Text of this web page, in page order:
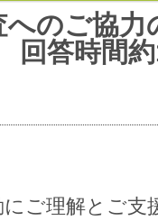
へのご協
答時間約
にご理解とご